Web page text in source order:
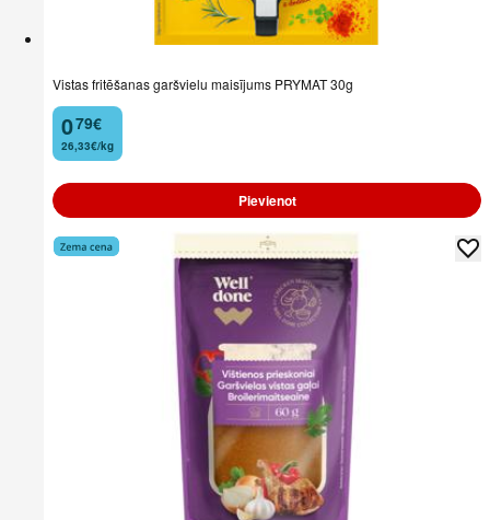
Vistas fritēšanas garšvielu maisījums PRYMAT 30g
0
. 79€
26,33€/kg
Pievienot